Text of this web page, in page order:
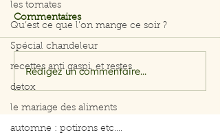
les tomates
Qu’est ce que l’on mange ce soir ?
Spécial chandeleur
recettes anti gaspi, et restes
detox
le mariage des aliments
automne : potirons etc....
Salade rapide d’avocat,
pomme et crevettes
Commentaires
Rédigez un commentaire...